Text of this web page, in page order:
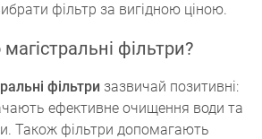
фільтр за вигідною ціною.
магістральні фільтри?
фільтри зазвичай позитивні:
ефективне очищення води та
Також фільтри допомагають